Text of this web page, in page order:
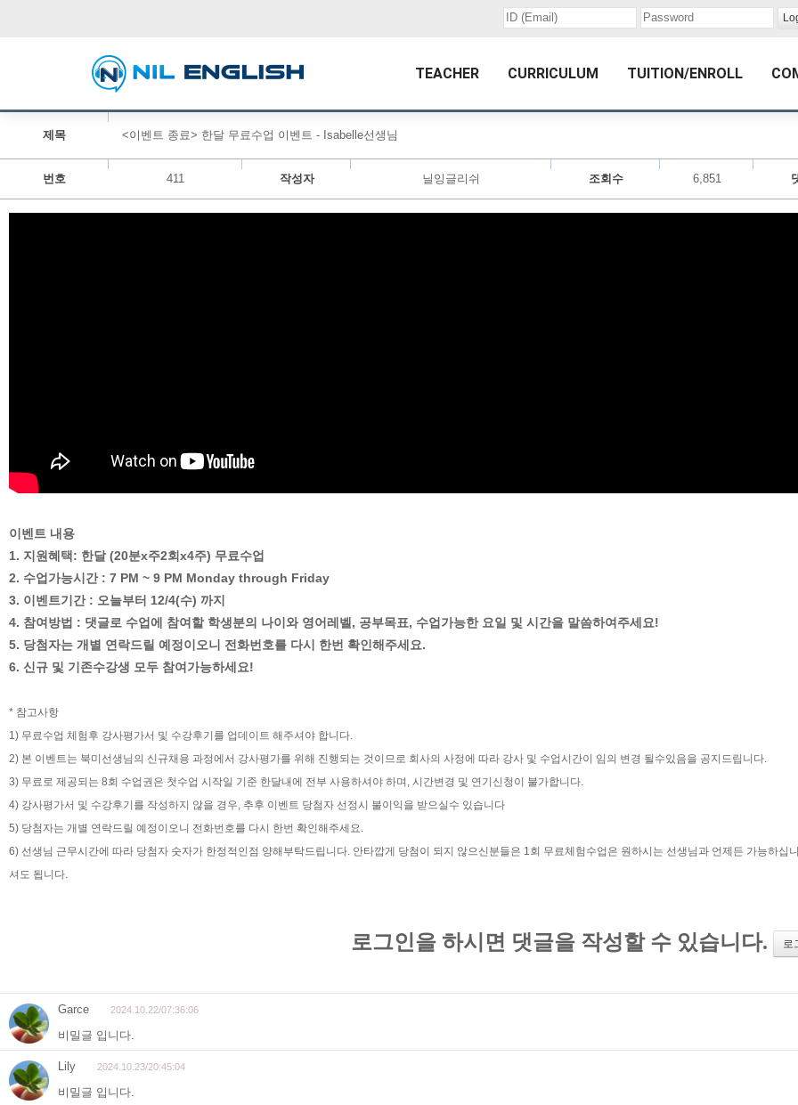
TEACHER CURRICULUM TUITION/ENROLL
제목 <이벤트 종료> 한달 무료수업 이벤트 - Isabelle선생님
번호 411 작성자 닐잉글리쉬 조회수 6,851
이벤트 내용
1. 지원혜택: 한달 (20분x주2회x4주) 무료수업
2. 수업가능시간 : 7 PM ~ 9 PM Monday through Friday
3. 이벤트기간 : 오늘부터 12/4(수) 까지
4. 참여방법 : 댓글로 수업에 참여할 학생분의 나이와 영어레벨, 공부목표, 수업가능한 요일 및 시간을 말씀하여주세요!
5. 당첨자는 개별 연락드릴 예정이오니 전화번호를 다시 한번 확인해주세요.
6. 신규 및 기존수강생 모두 참여가능하세요!
* 참고사항
1) 무료수업 체험후 강사평가서 및 수강후기를 업데이트 해주셔야 합니다.
2) 본 이벤트는 북미선생님의 신규채용 과정에서 강사평가를 위해 진행되는 것이므로 회사의 사정에 따라 강사 및 수업시간이 임의 변경 될수있음을 공지드립니다.
3) 무료로 제공되는 8회 수업권은 첫수업 시작일 기준 한달내에 전부 사용하셔야 하며, 시간변경 및 연기신청이 불가합니다.
4) 강사평가서 및 수강후기를 작성하지 않을 경우, 추후 이벤트 당첨자 선정시 불이익을 받으실수 있습니다
5) 당첨자는 개별 연락드릴 예정이오니 전화번호를 다시 한번 확인해주세요.
6) 선생님 근무시간에 따라 당첨자 숫자가 한정적인점 양해부탁드립니다. 안타깝게 당첨이 되지 않으신분들은 1회 무료체험수업은 원하시는 선생님과 언제든 가능하
셔도 됩니다.